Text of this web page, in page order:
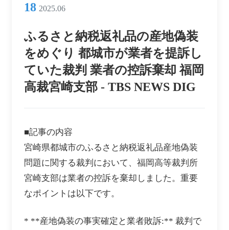
18 2025.06
ふるさと納税返礼品の産地偽装
をめぐり 都城市が業者を提訴し
ていた裁判 業者の控訴棄却 福岡
高裁宮崎支部 - TBS NEWS DIG
■記事の内容
宮崎県都城市のふるさと納税返礼品産地偽装
問題に関する裁判において、福岡高等裁判所
宮崎支部は業者の控訴を棄却しました。重要
なポイントは以下です。
* **産地偽装の事実確定と業者敗訴:** 裁判で